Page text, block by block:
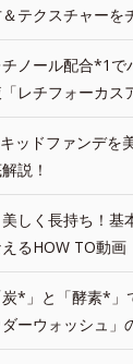
テクスチャーを
チノール配合*1
レチフォーカス
ッドファンデを
説！
美しく長持ち！
るHOW TO動画
炭*」と「酵素*
ーウォッシュ」